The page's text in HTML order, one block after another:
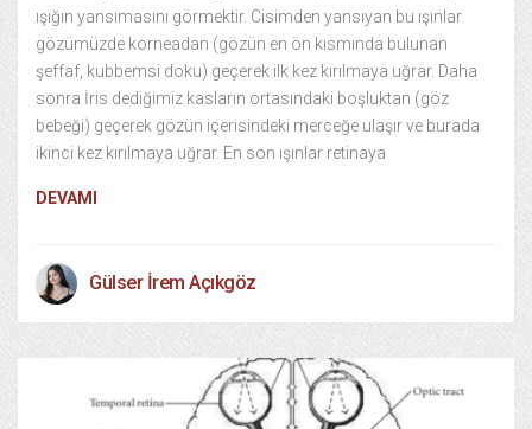
ışığın yansımasını görmektir. Cisimden yansıyan bu ışınlar
gözümüzde korneadan (gözün en ön kısmında bulunan
şeffaf, kubbemsi doku) geçerek ilk kez kırılmaya uğrar. Daha
sonra İris dediğimiz kasların ortasındaki boşluktan (göz
bebeği) geçerek gözün içerisindeki merceğe ulaşır ve burada
ikinci kez kırılmaya uğrar. En son ışınlar retinaya
DEVAMI
Gülser İrem Açıkgöz